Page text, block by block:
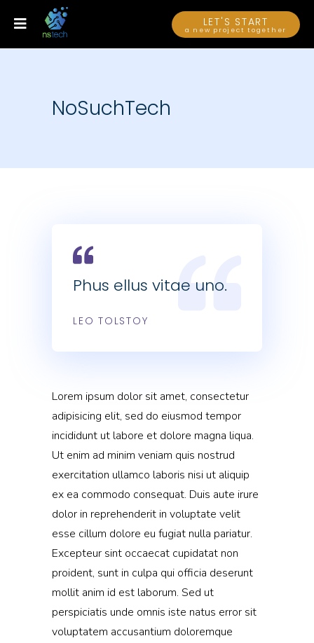
LET'S START
a new project together
NoSuchTech
Phus ellus vitae uno.
LEO TOLSTOY
Lorem ipsum dolor sit amet, consectetur
adipisicing elit, sed do eiusmod tempor
incididunt ut labore et dolore magna liqua.
Ut enim ad minim veniam quis nostrud
exercitation ullamco laboris nisi ut aliquip
ex ea commodo consequat. Duis aute irure
dolor in reprehenderit in voluptate velit
esse cillum dolore eu fugiat nulla pariatur.
Excepteur sint occaecat cupidatat non
proident, sunt in culpa qui officia deserunt
mollit anim id est laborum. Sed ut
perspiciatis unde omnis iste natus error sit
voluptatem accusantium doloremque